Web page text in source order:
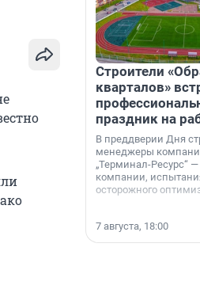
Строители
кварталов»
праздник на
В преддверии Дня
менеджеры
„Терминал-Ресурс“
компании,
осторожного
7 августа, 18:00